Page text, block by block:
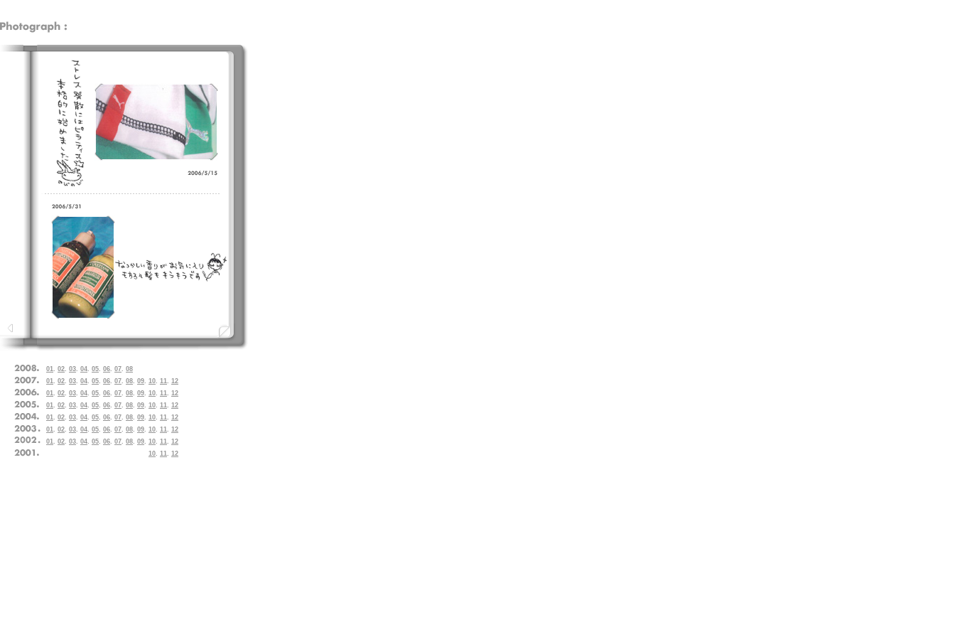
01. 02. 03. 04. 05. 06. 07. 08
01. 02. 03. 04. 05. 06. 07. 08. 09. 10. 11. 12
01. 02. 03. 04. 05. 06. 07. 08. 09. 10. 11. 12
01. 02. 03. 04. 05. 06. 07. 08. 09. 10. 11. 12
01. 02. 03. 04. 05. 06. 07. 08. 09. 10. 11. 12
01. 02. 03. 04. 05. 06. 07. 08. 09. 10. 11. 12
01. 02. 03. 04. 05. 06. 07. 08. 09. 10. 11. 12
10. 11. 12